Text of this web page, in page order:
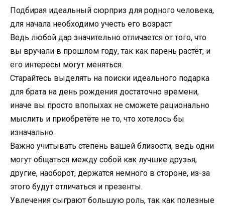
Подбирая идеальный сюрприз для родного человека,
для начала необходимо учесть его возраст
Ведь любой дар значительно отличается от того, что
вы вручали в прошлом году, так как парень растёт, и
его интересы могут меняться.
Старайтесь выделять на поиски идеального подарка
для брата на день рождения достаточно времени,
иначе вы просто впопыхах не сможете рационально
мыслить и приобретёте не то, что хотелось бы
изначально.
Важно учитывать степень вашей близости, ведь одни
могут общаться между собой как лучшие друзья,
другие, наоборот, держатся немного в стороне, из-за
этого будут отличаться и презенты.
Увлечения сыграют большую роль, так как полезные